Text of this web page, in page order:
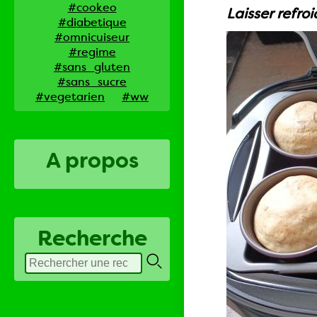
#cookeo
#diabetique
#omnicuiseur
#regime
#sans_gluten
#sans_sucre
#vegetarien
#ww
A propos
Recherche
Laisser